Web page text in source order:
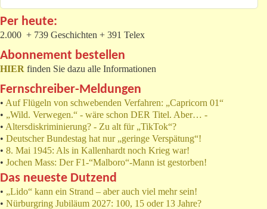
Per heute:
2.000 + 739 Geschichten + 391 Telex
Abonnement bestellen
HIER finden Sie dazu alle Informationen
Fernschreiber-Meldungen
• Auf Flügeln von schwebenden Verfahren: „Capricorn 01“
• „Wild. Verwegen.“ - wäre schon DER Titel. Aber… -
• Altersdiskriminierung? - Zu alt für „TikTok“?
• Deutscher Bundestag hat nur „geringe Verspätung“!
• 8. Mai 1945: Als in Kallenhardt noch Krieg war!
• Jochen Mass: Der F1-“Malboro“-Mann ist gestorben!
Das neueste Dutzend
• „Lido“ kann ein Strand – aber auch viel mehr sein!
• Nürburgring Jubiläum 2027: 100, 15 oder 13 Jahre?